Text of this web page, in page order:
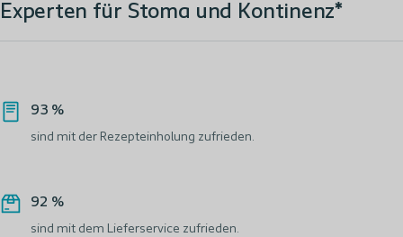
Experten für Stoma und Kontinenz*
93 %
sind mit der Rezepteinholung zufrieden.
92 %
sind mit dem Lieferservice zufrieden.